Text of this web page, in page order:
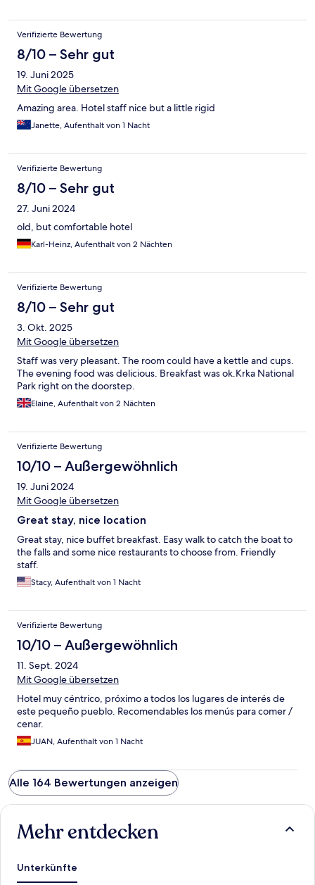
Verifizierte Bewertung
8/10 – Sehr gut
19. Juni 2025
Mit Google übersetzen
Amazing area. Hotel staff nice but a little rigid
Janette, Aufenthalt von 1 Nacht
Verifizierte Bewertung
8/10 – Sehr gut
27. Juni 2024
old, but comfortable hotel
Karl-Heinz, Aufenthalt von 2 Nächten
Verifizierte Bewertung
8/10 – Sehr gut
3. Okt. 2025
Mit Google übersetzen
Staff was very pleasant. The room could have a kettle and cups.
The evening food was delicious. Breakfast was ok.Krka National
Park right on the doorstep.
Elaine, Aufenthalt von 2 Nächten
Verifizierte Bewertung
10/10 – Außergewöhnlich
19. Juni 2024
Mit Google übersetzen
Great stay, nice location
Great stay, nice buffet breakfast. Easy walk to catch the boat to
the falls and some nice restaurants to choose from. Friendly
staff.
Stacy, Aufenthalt von 1 Nacht
Verifizierte Bewertung
10/10 – Außergewöhnlich
11. Sept. 2024
Mit Google übersetzen
Hotel muy céntrico, próximo a todos los lugares de interés de
este pequeño pueblo. Recomendables los menús para comer /
cenar.
JUAN, Aufenthalt von 1 Nacht
Alle 164 Bewertungen anzeigen
Mehr entdecken
Unterkünfte